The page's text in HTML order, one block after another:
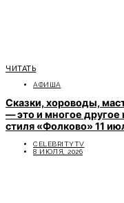
ЧИТАТЬ
АФИША
Сказки, хороводы,
— это и многое другое
стиля «Фолково» 11
CELEBRITYTV
8 ИЮЛЯ, 2026